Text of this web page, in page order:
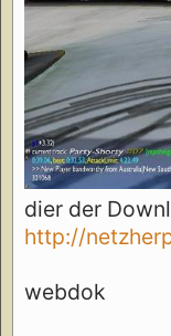
dier der
http://
webdok